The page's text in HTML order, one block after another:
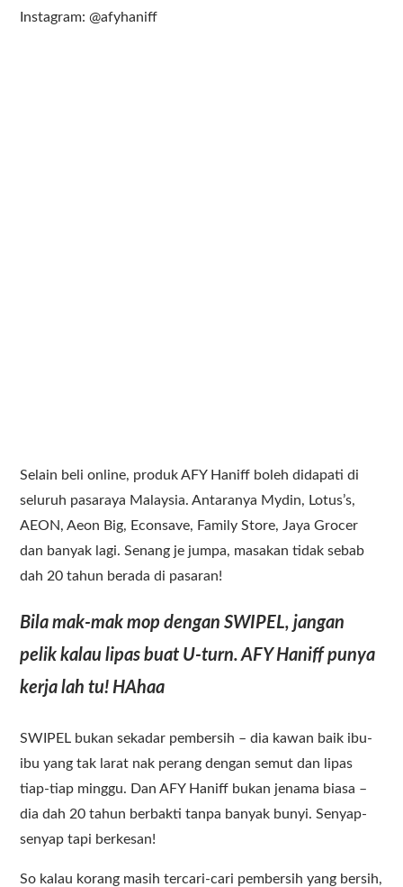
Instagram: @afyhaniff
Selain beli online, produk AFY Haniff boleh didapati di
seluruh pasaraya Malaysia. Antaranya Mydin, Lotus’s,
AEON, Aeon Big, Econsave, Family Store, Jaya Grocer
dan banyak lagi. Senang je jumpa, masakan tidak sebab
dah 20 tahun berada di pasaran!
Bila mak-mak mop dengan SWIPEL, jangan
pelik kalau lipas buat U-turn. AFY Haniff punya
kerja lah tu! HAhaa
SWIPEL bukan sekadar pembersih – dia kawan baik ibu-
ibu yang tak larat nak perang dengan semut dan lipas
tiap-tiap minggu. Dan AFY Haniff bukan jenama biasa –
dia dah 20 tahun berbakti tanpa banyak bunyi. Senyap-
senyap tapi berkesan!
So kalau korang masih tercari-cari pembersih yang bersih,